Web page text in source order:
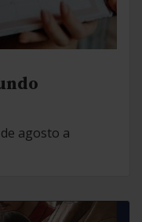
agosto a